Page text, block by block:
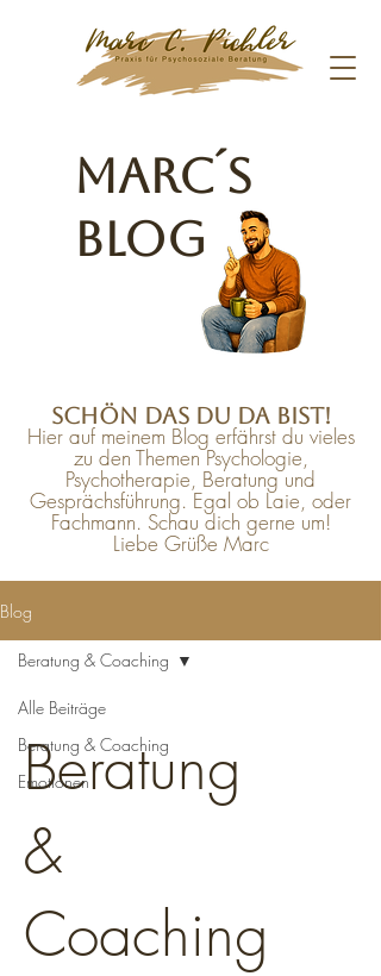
Marc´s
Blog
Schön das du da bist!
Hier auf meinem Blog erfährst du vieles
zu den Themen Psychologie,
Psychotherapie, Beratung und
Gesprächsführung. Egal ob Laie, oder
Fachmann. Schau dich gerne um!
Liebe Grüße Marc
Blog
Alle Beiträge
Beratung & Coaching
Emotionen
Beratung & Coaching
Beratung
&
Coaching